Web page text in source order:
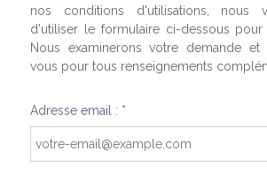
nos conditions d'utilisations, nous
d'utiliser le formulaire ci-dessous pour
Nous examinerons votre demande et
vous pour tous renseignements
Adresse email : *